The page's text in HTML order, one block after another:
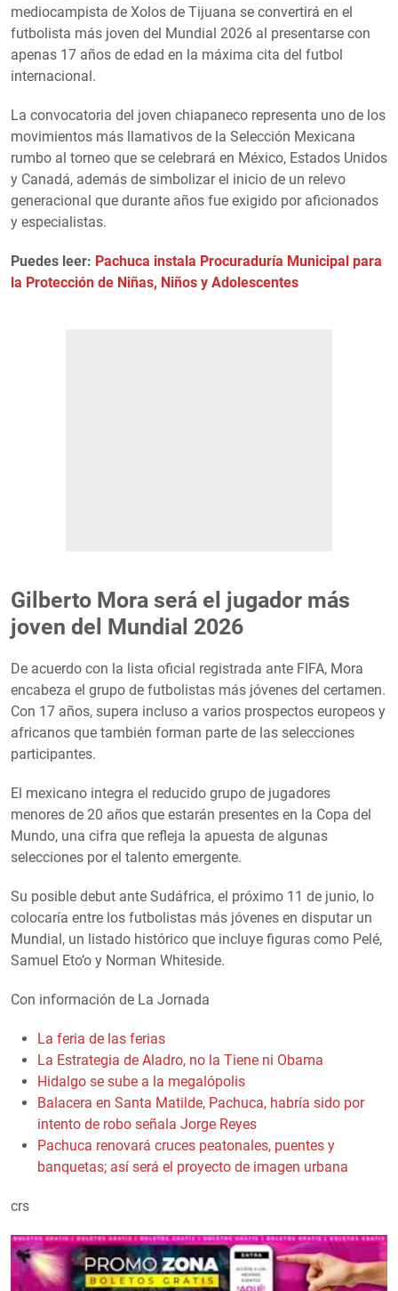
mediocampista de Xolos de Tijuana se convertirá en el
futbolista más joven del Mundial 2026 al presentarse con
apenas 17 años de edad en la máxima cita del futbol
internacional.
La convocatoria del joven chiapaneco representa uno de los
movimientos más llamativos de la Selección Mexicana
rumbo al torneo que se celebrará en México, Estados Unidos
y Canadá, además de simbolizar el inicio de un relevo
generacional que durante años fue exigido por aficionados
y especialistas.
Puedes leer: Pachuca instala Procuraduría Municipal para
la Protección de Niñas, Niños y Adolescentes
Gilberto Mora será el jugador más
joven del Mundial 2026
De acuerdo con la lista oficial registrada ante FIFA, Mora
encabeza el grupo de futbolistas más jóvenes del certamen.
Con 17 años, supera incluso a varios prospectos europeos y
africanos que también forman parte de las selecciones
participantes.
El mexicano integra el reducido grupo de jugadores
menores de 20 años que estarán presentes en la Copa del
Mundo, una cifra que refleja la apuesta de algunas
selecciones por el talento emergente.
Su posible debut ante Sudáfrica, el próximo 11 de junio, lo
colocaría entre los futbolistas más jóvenes en disputar un
Mundial, un listado histórico que incluye figuras como Pelé,
Samuel Eto’o y Norman Whiteside.
Con información de La Jornada
La feria de las ferias
La Estrategia de Aladro, no la Tiene ni Obama
Hidalgo se sube a la megalópolis
Balacera en Santa Matilde, Pachuca, habría sido por
intento de robo señala Jorge Reyes
Pachuca renovará cruces peatonales, puentes y
banquetas; así será el proyecto de imagen urbana
crs